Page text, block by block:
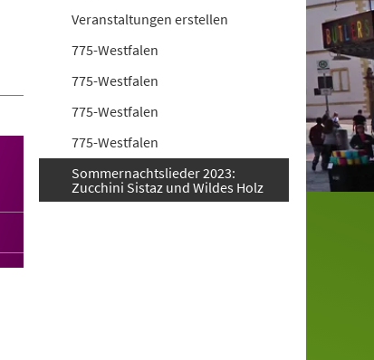
Veranstaltungen erstellen
775-Westfalen
775-Westfalen
775-Westfalen
775-Westfalen
Sommernachtslieder 2023:
Zucchini Sistaz und Wildes Holz